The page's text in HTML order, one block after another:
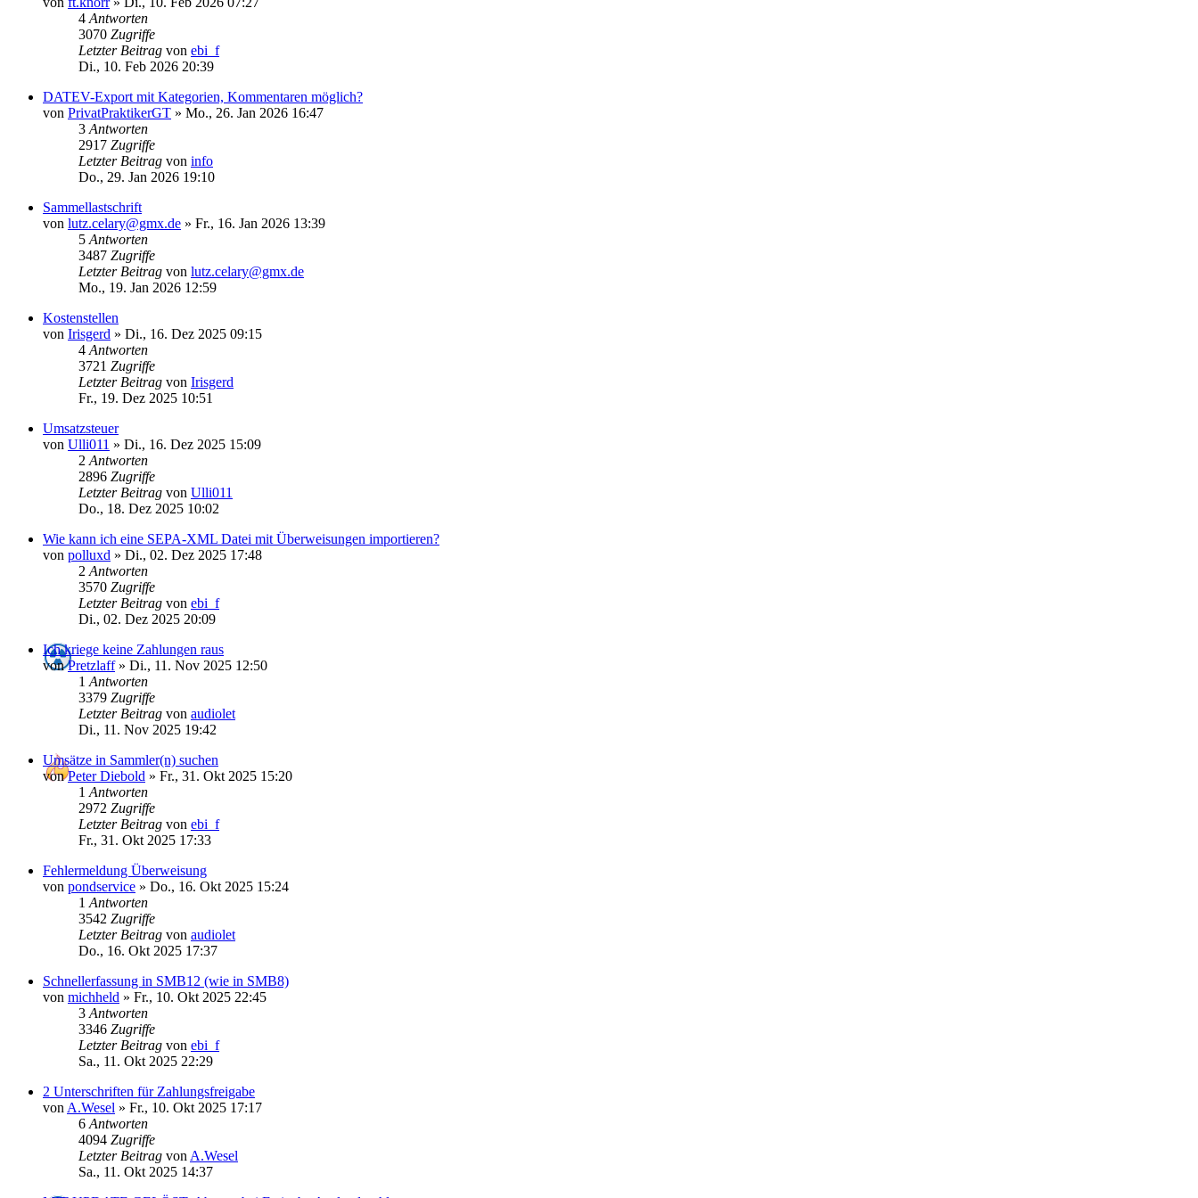
4 Antworten
3070 Zugriffe
Letzter Beitrag von ebi_f
Di., 10. Feb 2026 20:39
DATEV-Export mit Kategorien, Kommentaren möglich?
von PrivatPraktikerGT » Mo., 26. Jan 2026 16:47
3 Antworten
2917 Zugriffe
Letzter Beitrag von info
Do., 29. Jan 2026 19:10
Sammellastschrift
von lutz.celary@gmx.de » Fr., 16. Jan 2026 13:39
5 Antworten
3487 Zugriffe
Letzter Beitrag von lutz.celary@gmx.de
Mo., 19. Jan 2026 12:59
Kostenstellen
von Irisgerd » Di., 16. Dez 2025 09:15
4 Antworten
3721 Zugriffe
Letzter Beitrag von Irisgerd
Fr., 19. Dez 2025 10:51
Umsatzsteuer
von Ulli011 » Di., 16. Dez 2025 15:09
2 Antworten
2896 Zugriffe
Letzter Beitrag von Ulli011
Do., 18. Dez 2025 10:02
Wie kann ich eine SEPA-XML Datei mit Überweisungen importieren?
von polluxd » Di., 02. Dez 2025 17:48
2 Antworten
3570 Zugriffe
Letzter Beitrag von ebi_f
Di., 02. Dez 2025 20:09
Ich kriege keine Zahlungen raus
vonPretzlaff» Di., 11. Nov 2025 12:50
1 Antworten
3379 Zugriffe
Letzter Beitrag von audiolet
Di., 11. Nov 2025 19:42
Umsätze in Sammler(n) suchen
vonPeter Diebold » Fr., 31. Okt 2025 15:20
1 Antworten
2972 Zugriffe
Letzter Beitrag von ebi_f
Fr., 31. Okt 2025 17:33
Fehlermeldung Überweisung
von pondservice » Do., 16. Okt 2025 15:24
1 Antworten
3542 Zugriffe
Letzter Beitrag von audiolet
Do., 16. Okt 2025 17:37
Schnellerfassung in SMB12 (wie in SMB8)
von michheld » Fr., 10. Okt 2025 22:45
3 Antworten
3346 Zugriffe
Letzter Beitrag von ebi_f
Sa., 11. Okt 2025 22:29
2 Unterschriften für Zahlungsfreigabe
von A.Wesel » Fr., 10. Okt 2025 17:17
6 Antworten
4094 Zugriffe
Letzter Beitrag von A.Wesel
Sa., 11. Okt 2025 14:37